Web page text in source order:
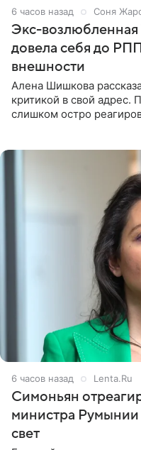
6 часов назад Соня
Экс-возлюбленная
довела себя до
внешности
Алена Шишкова
критикой в свой адрес.
слишком остро
6 часов назад Lenta.Ru
Симоньян
министра Румынии
свет